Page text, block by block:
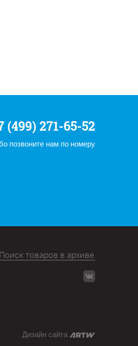
(499) 271-65-52
позвоните нам по номеру
Дизайн сайта